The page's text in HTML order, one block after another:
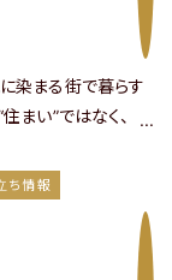
・城東区・鶴
東成区
染まる街で暮らす
い”ではなく、“虎
歓声が日常に溶
して帰れる。そん
実現する「理想の
の魅力に迫ります。さ
ち情報